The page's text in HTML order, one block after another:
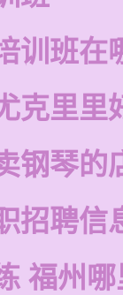
训班在
克里里
钢琴的
招聘信
福州